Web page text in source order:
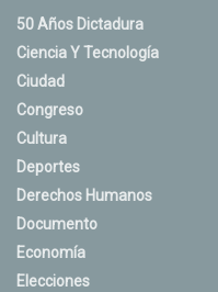
50 Años Dictadura
Ciencia Y Tecnología
Ciudad
Congreso
Cultura
Deportes
Derechos Humanos
Documento
Economía
Elecciones